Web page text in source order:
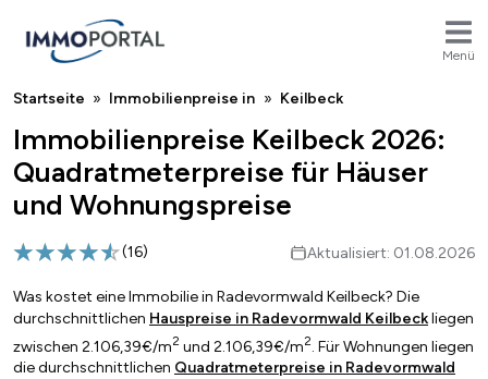
Menü
Breadcrumb
Startseite Immobilienpreise in Keilbeck
Immobilienpreise Keilbeck 2026:
Quadratmeterpreise für Häuser
und Wohnungspreise
(16) Aktualisiert: 01.08.2026
Was kostet eine Immobilie in Radevormwald Keilbeck? Die
durchschnittlichen Hauspreise in Radevormwald Keilbeckliegen
zwischen 2.106,39€/m2 und 2.106,39€/m2. Für Wohnungen liegen
die durchschnittlichen Quadratmeterpreise in Radevormwald